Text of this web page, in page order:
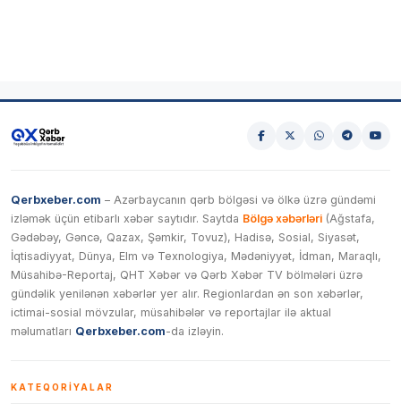
Qerbxeber.com – Azərbaycanın qərb bölgəsi və ölkə üzrə gündəmi
izləmək üçün etibarlı xəbər saytıdır. Saytda Bölgə xəbərləri (Ağstafa,
Gədəbəy, Gəncə, Qazax, Şəmkir, Tovuz), Hadisə, Sosial, Siyasət,
İqtisadiyyat, Dünya, Elm və Texnologiya, Mədəniyyət, İdman, Maraqlı,
Müsahibə-Reportaj, QHT Xəbər və Qərb Xəbər TV bölmələri üzrə
gündəlik yenilənən xəbərlər yer alır. Regionlardan ən son xəbərlər,
ictimai-sosial mövzular, müsahibələr və reportajlar ilə aktual
məlumatları Qerbxeber.com-da izləyin.
KATEQORIYALAR